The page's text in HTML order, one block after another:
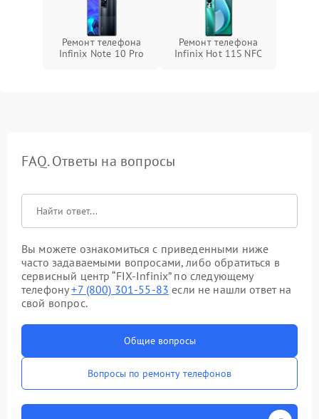
Ремонт телефона
Infinix Note 10 Pro
Ремонт телефона
Infinix Hot 11S NFC
FAQ. Ответы на вопросы
Вы можете ознакомиться с приведенными ниже
часто задаваемыми вопросами, либо обратиться в
сервисный центр “FIX-Infinix” по следующему
телефону+7 (800) 301-55-83 если не нашли ответ на
свой вопрос.
Общие вопросы
Вопросы по ремонту телефонов